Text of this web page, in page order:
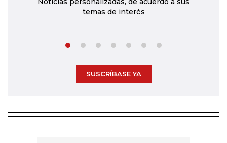
temas de interés
SUSCRÍBASE YA